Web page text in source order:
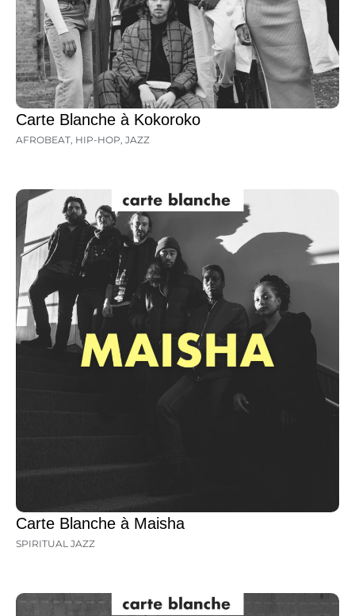
Carte Blanche à Kokoroko
AFROBEAT, HIP-HOP, JAZZ
Carte Blanche à Maisha
SPIRITUAL JAZZ